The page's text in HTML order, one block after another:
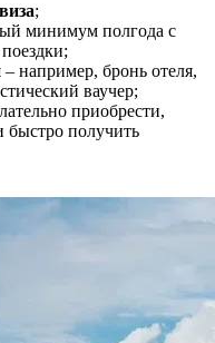
;
минимум полгода с
– например, бронь отеля,
ваучер;
приобрести,
быстро получить